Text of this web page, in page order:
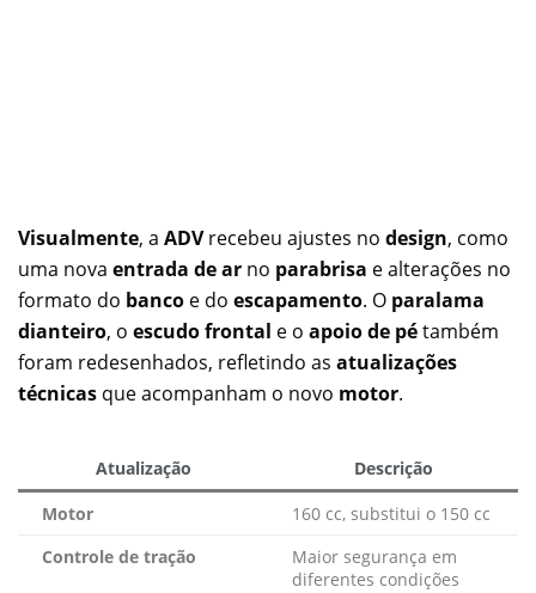
Visualmente, a ADVrecebeu ajustes no design, como
uma nova entrada de ar no parabrisa e alterações no
formato do banco e do escapamento. O paralama
dianteiro, o escudo frontal e o apoio de pétambém
foram redesenhados, refletindo as atualizações
técnicas que acompanham o novo motor.
Atualização
Descrição
Motor
160 cc, substitui o 150 cc
Controle de tração
Maior segurança em
diferentes condições